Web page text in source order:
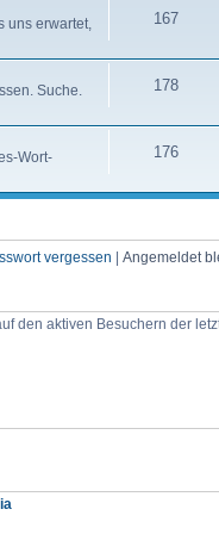
uns erwartet,
167
Suche.
178
Wort-
176
vergessen Angemeldet
den aktiven Besuchern der